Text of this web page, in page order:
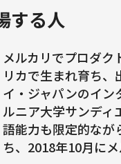
する人
メルカリでプロダク
リカで生まれ育ち
イ・ジャパンのイン
ルニア大学サンディ
語能力も限定的なが
ち、2018年10月に